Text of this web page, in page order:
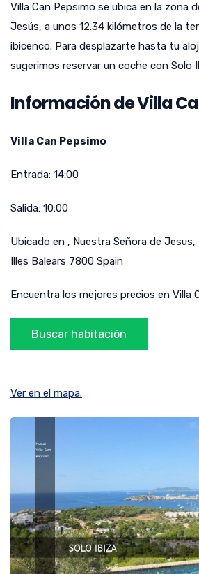
Villa Can Pepsimo se ubica en la zona
Jesús, a unos 12.34 kilómetros de la
ibicenco. Para desplazarte hasta tu
sugerimos reservar un coche con Solo
Información de Villa
Villa Can Pepsimo
Entrada: 14:00
Salida: 10:00
Ubicado en , Nuestra Señora de Jesus,
Illes Balears 7800 Spain
Encuentra los mejores precios en Villa
Ver en el mapa.